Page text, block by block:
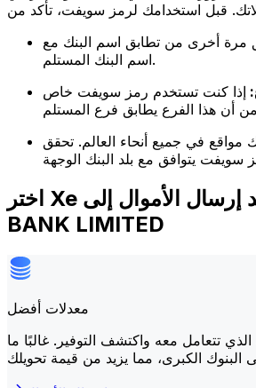
قبل استخدامك لرمز سويفت، تأكد من
مرة أخرى من تطابق اسم البنك مع
اسم البنك المستلم.
إذا كنت تستخدم رمز سويفت خاص
مواقع في جميع أنحاء العالم. تحقق
اختر Xe عند إرسال الأموال إلى AXIS
BANK LIMITED
معدلات أفضل
الذي تتعامل معه واكتشف التوفير. غالبًا ما